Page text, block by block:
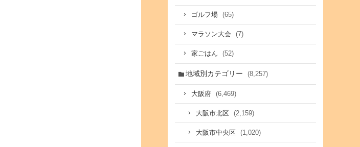
ゴルフ場 (65)
マラソン大会 (7)
家ごはん (52)
地域別カテゴリー (8,257)
大阪府 (6,469)
大阪市北区 (2,159)
大阪市中央区 (1,020)